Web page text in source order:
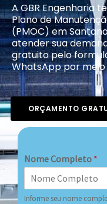
A GBR Engenharia
Plano de
(PMOC) em
atender sua
gratuito pelo
WhatsApp por
ORÇAMENTO
Nome Completo *
Informe seu nome